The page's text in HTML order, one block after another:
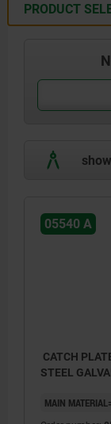
PRODUCT
05540 A
CATCH
STEEL
MAIN